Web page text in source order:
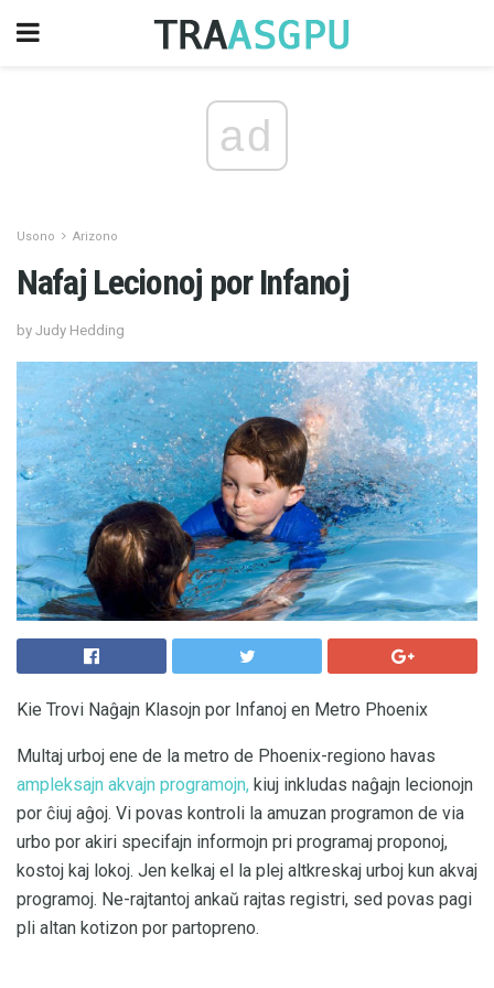
ad
Usono Arizono
Nafaj Lecionoj por Infanoj
by Judy Hedding
Kie Trovi Naĝajn Klasojn por Infanoj en Metro Phoenix
Multaj urboj ene de la metro de Phoenix-regiono havas
ampleksajn akvajn programojn, kiuj inkludas naĝajn lecionojn
por ĉiuj aĝoj. Vi povas kontroli la amuzan programon de via
urbo por akiri specifajn informojn pri programaj proponoj,
kostoj kaj lokoj. Jen kelkaj el la plej altkreskaj urboj kun akvaj
programoj. Ne-rajtantoj ankaŭ rajtas registri, sed povas pagi
pli altan kotizon por partopreno.